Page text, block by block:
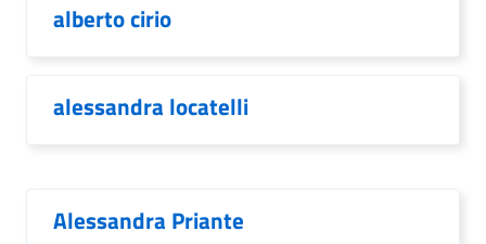
alberto cirio
alessandra locatelli
Alessandra Priante